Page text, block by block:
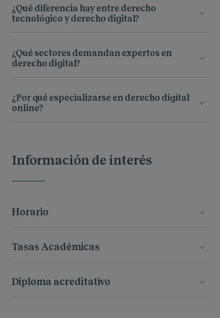
¿Qué diferencia hay entre derecho
tecnológico y derecho digital?
¿Qué sectores demandan expertos en
derecho digital?
¿Por qué especializarse en derecho digital
online?
Información de interés
Horario
Convocatoria de
Tasas Académicas
Las tasas académicas para el curso 2026/2027
son ​
Diploma acreditativo